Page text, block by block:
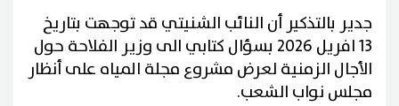
جدير بالتذكير أن النائب الشنيتي قد توجهت بتاريخ
13 افريل 2026 بسؤال كتابي الى وزير الفلاحة حول
الأجال الزمنية لعرض مشروع مجلة المياه على أنظار
مجلس نواب الشعب.